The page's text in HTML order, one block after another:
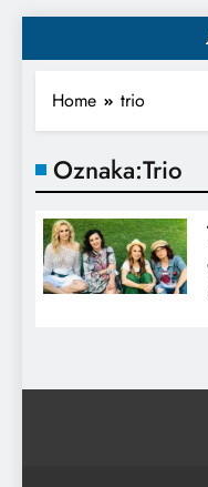
Home trio
Oznaka:Trio